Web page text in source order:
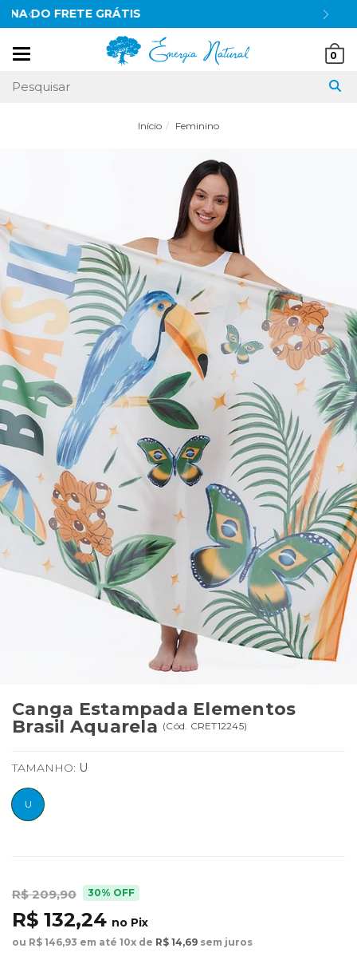
0
Início Feminino
Canga Estampada Elementos
Brasil Aquarela (Cód. CRET12245)
TAMANHO: U
U
R$ 209,90 30% OFF
R$ 132,24 no Pix
ou R$ 146,93 em até 10x de R$ 14,69 sem juros